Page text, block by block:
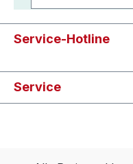
Service-Hotline
Service